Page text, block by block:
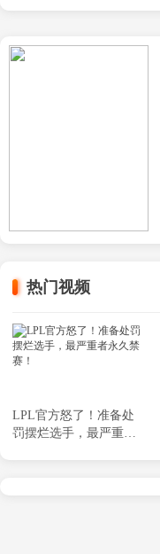
热门视频
LPL官方怒了！准备处
罚摆烂选手，最严重者